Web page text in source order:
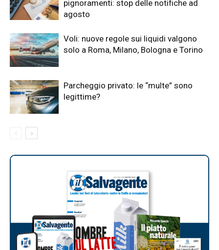
pignoramenti: stop delle notifiche ad
agosto
Voli: nuove regole sui liquidi valgono
solo a Roma, Milano, Bologna e Torino
Parcheggio privato: le “multe” sono
legittime?